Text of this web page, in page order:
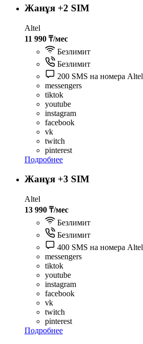
Жанұя +2 SIM
Altel
11 990 ₸/мес
Безлимит
Безлимит
200 SMS на номера Altel
messengers
tiktok
youtube
instagram
facebook
vk
twitch
pinterest
Подробнее
Жанұя +3 SIM
Altel
13 990 ₸/мес
Безлимит
Безлимит
400 SMS на номера Altel
messengers
tiktok
youtube
instagram
facebook
vk
twitch
pinterest
Подробнее